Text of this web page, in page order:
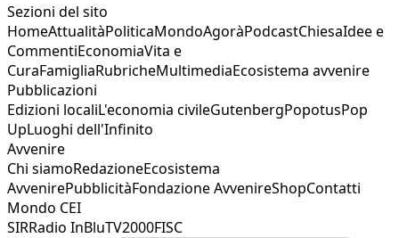
Sezioni del sito
HomeAttualitàPoliticaMondoAgoràPodcastChiesaIdee e
CommentiEconomiaVita e
CuraFamigliaRubricheMultimediaEcosistema avvenire
Pubblicazioni
Edizioni localiL'economia civileGutenbergPopotusPop
UpLuoghi dell'Infinito
Avvenire
Chi siamoRedazioneEcosistema
AvvenirePubblicitàFondazione AvvenireShopContatti
Mondo CEI
SIRRadio InBluTV2000FISC